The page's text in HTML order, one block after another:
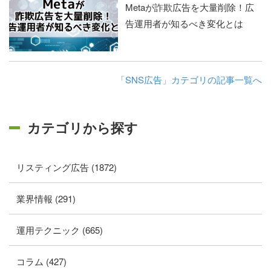
Metaが詐欺広告を大量削除！広
告運用者が知るべき変化とは
「SNS広告」カテゴリの記事一覧へ
カテゴリから探す
リスティング広告 (1872)
業界情報 (291)
運用テクニック (665)
コラム (427)